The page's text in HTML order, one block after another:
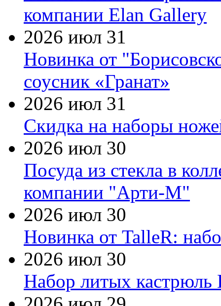
компании Elan Gallery
2026 июл 31
Новинка от
соусник «Гранат»
2026 июл 31
Скидка на наборы
2026 июл 30
Посуда из стекла в
компании "Арти-М"
2026 июл 30
Новинка от TalleR:
2026 июл 30
Набор литых кастрюль